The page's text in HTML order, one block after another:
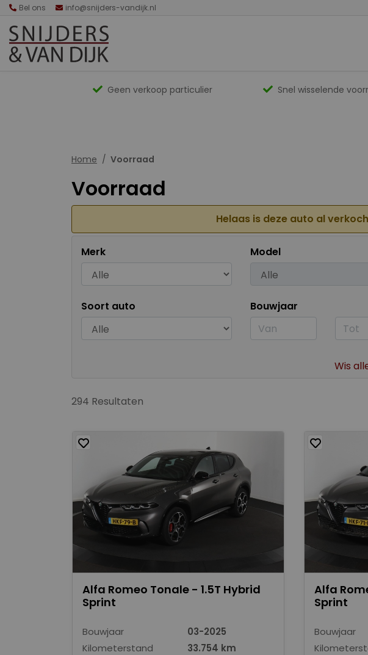
Bel ons info@snijders-vandijk.nl
Geen verkoop particulier Snel wisselende
Home Voorraad
Voorraad
Helaas is deze auto al
Merk Model
Soort auto Bouwjaar
Wis
294 Resultaten
Alfa Romeo Tonale - 1.5T Hybrid
Sprint
Bouwjaar
03-2025
Kilometerstand
33.754 km
Alfa
Sprint
Bouwjaar